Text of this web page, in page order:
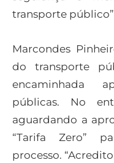
transporte
Marcondes
do transporte
encaminhada
públicas. No
aguardando a
“Tarifa Zero”
processo.